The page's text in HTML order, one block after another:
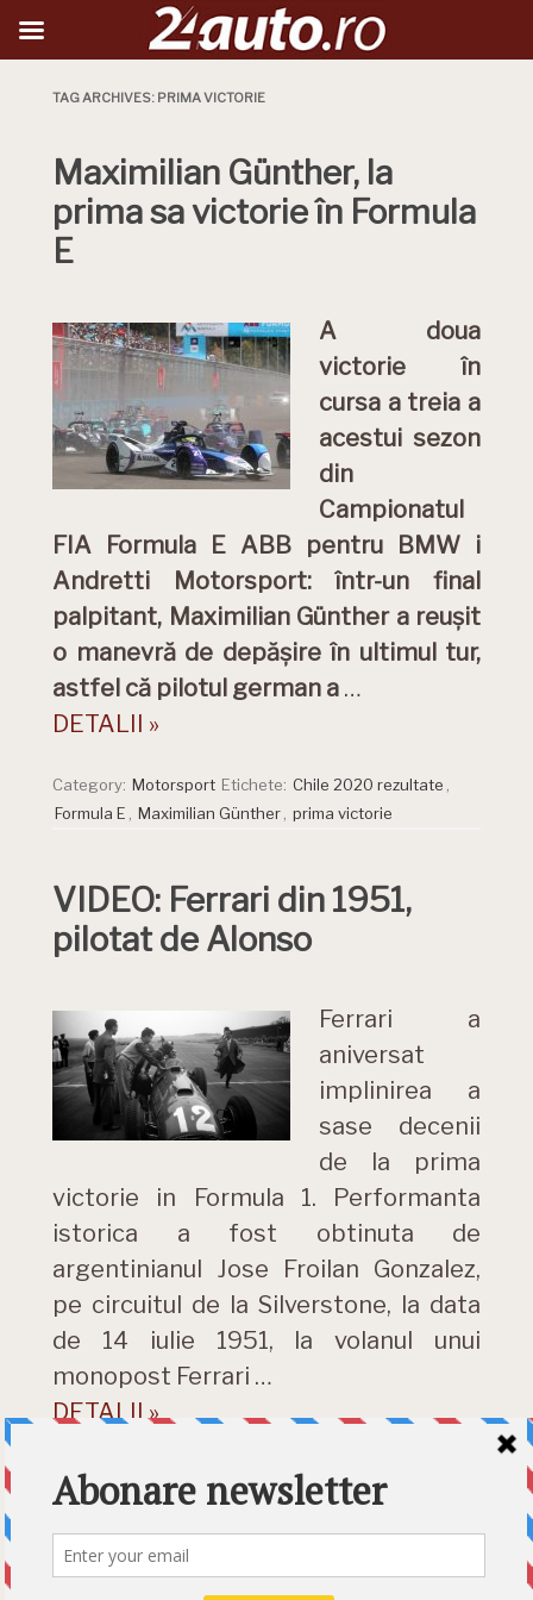
TAG ARCHIVES: PRIMA VICTORIE
Maximilian Günther, la
prima sa victorie în Formula
E
A doua
victorie în
cursa a treia a
acestui sezon
din
Campionatul
FIA Formula E ABB pentru BMW i
Andretti Motorsport: într-un final
palpitant, Maximilian Günther a reuşit
o manevră de depăşire în ultimul tur,
astfel că pilotul german a …
DETALII »
Category: Motorsport Etichete: Chile 2020 rezultate
Formula E
Maximilian Günther prima victorie
VIDEO: Ferrari din 1951,
pilotat de Alonso
Ferrari a
aniversat
implinirea a
sase decenii
de la prima
victorie in Formula 1. Performanta
istorica a fost obtinuta de
argentinianul Jose Froilan Gonzalez,
pe circuitul de la Silverstone, la data
de 14 iulie 1951, la volanul unui
monopost Ferrari …
DETALII »
Category: ,60 ani
Formula 1, Froilan Gonzales,prima victorie,Silverstone
VIDEO